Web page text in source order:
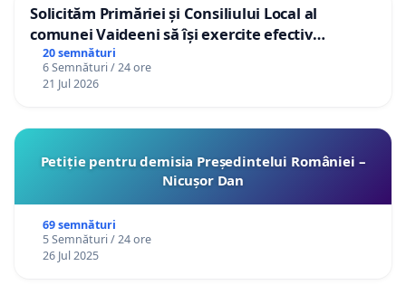
Solicităm Primăriei și Consiliului Local al
comunei Vaideeni să își exercite efectiv
atribuțiile legale și să reprezinte interesele
cetățenilor în raport cu APAVIL S.A, operatorul
serviciului de apă!
20 semnături
6 Semnături / 24 ore
21 Jul 2026
Petiție pentru demisia Președintelui României –
Nicușor Dan
69 semnături
5 Semnături / 24 ore
26 Jul 2025